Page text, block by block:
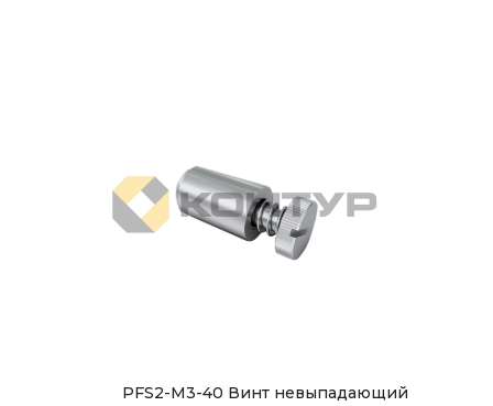
PFS2-M3-40 Винт невыпадающий